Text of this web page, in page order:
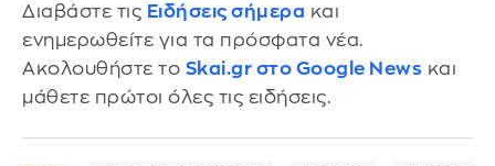
Διαβάστε τις Ειδήσεις σήμερα και
ενημερωθείτε για τα πρόσφατα νέα.
Ακολουθήστε το Skai.gr στο Google News και
μάθετε πρώτοι όλες τις ειδήσεις.